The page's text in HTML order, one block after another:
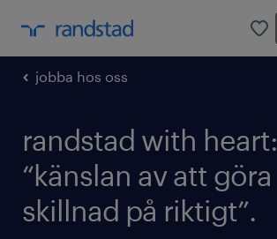
0
jobba hos oss
randstad with heart:
“känslan av att göra
skillnad på riktigt”.